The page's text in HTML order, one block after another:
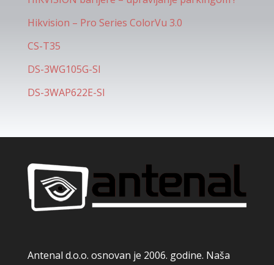
Hikvision – Pro Series ColorVu 3.0
CS-T35
DS-3WG105G-SI
DS-3WAP622E-SI
Antenal d.o.o. osnovan je 2006. godine. Naša